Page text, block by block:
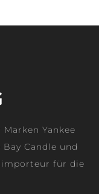
Yankee
Bay Candle und
für die